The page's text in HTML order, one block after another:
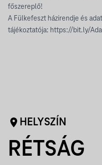
főszereplő!
A Fülkefeszt házirendje és
tájékoztatója: https://bit.ly/
HELYSZÍN
RÉTSÁG